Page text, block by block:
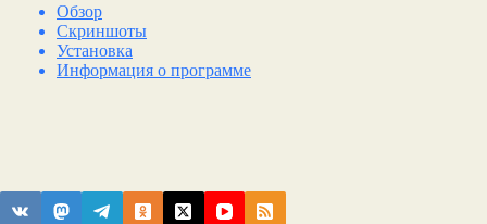
Обзор
Скриншоты
Установка
Информация о программе